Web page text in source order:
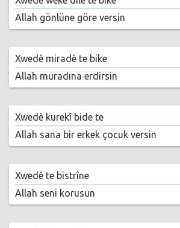
Allah gönlüne göre versin
Xwedê miradê te bike
Allah muradına erdirsin
Xwedê kurekî bide te
Allah sana bir erkek çocuk versin
Xwedê te bistrîne
Allah seni korusun